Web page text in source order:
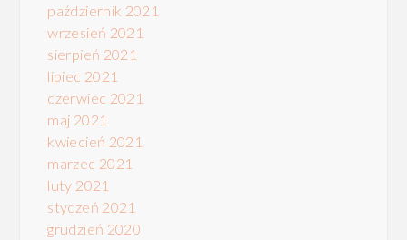
październik 2021
wrzesień 2021
sierpień 2021
lipiec 2021
czerwiec 2021
maj 2021
kwiecień 2021
marzec 2021
luty 2021
styczeń 2021
grudzień 2020